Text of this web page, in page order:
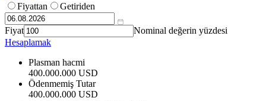
Fiyattan
Getiriden
Fiyat
Nominal değerin yüzdesi
Hesaplamak
Plasman hacmi
400.000.000 USD
Ödenmemiş Tutar
400.000.000 USD